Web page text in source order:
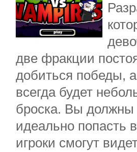
две фракции
добиться победы,
всегда будет
броска. Вы должны
идеально попасть
игроки смогут